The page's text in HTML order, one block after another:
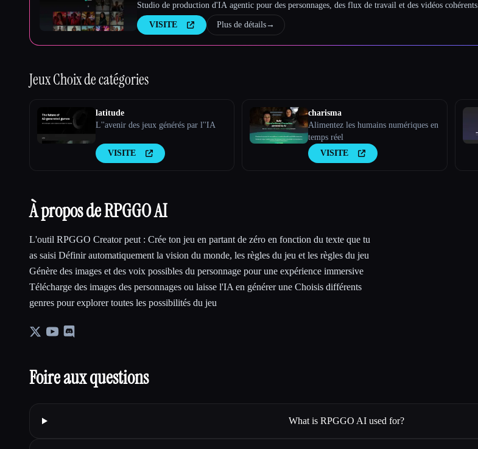
Studio de production d'IA agentic pour des personnages, des flux de travail et des vidéos cohérents
VISITE Plus de détails→
JeuxChoix de catégories
latitude
L''avenir des jeux générés par l''IA
VISITE
charisma
Alimentez les humains numériques en
temps réel
VISITE
À propos de RPGGO AI
L'outil RPGGO Creator peut : Crée ton jeu en partant de zéro en fonction du texte que tu
as saisi Définir automatiquement la vision du monde, les règles du jeu et les règles du jeu
Génère des images et des voix possibles du personnage pour une expérience immersive
Télécharge des images des personnages ou laisse l'IA en générer une Choisis différents
genres pour explorer toutes les possibilités du jeu
Foire aux questions
What is RPGGO AI used for?